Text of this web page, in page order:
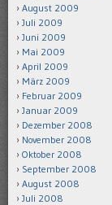
August 2009
Juli 2009
Juni 2009
Mai 2009
April 2009
März 2009
Februar 2009
Januar 2009
Dezember 2008
November 2008
Oktober 2008
September 2008
August 2008
Juli 2008